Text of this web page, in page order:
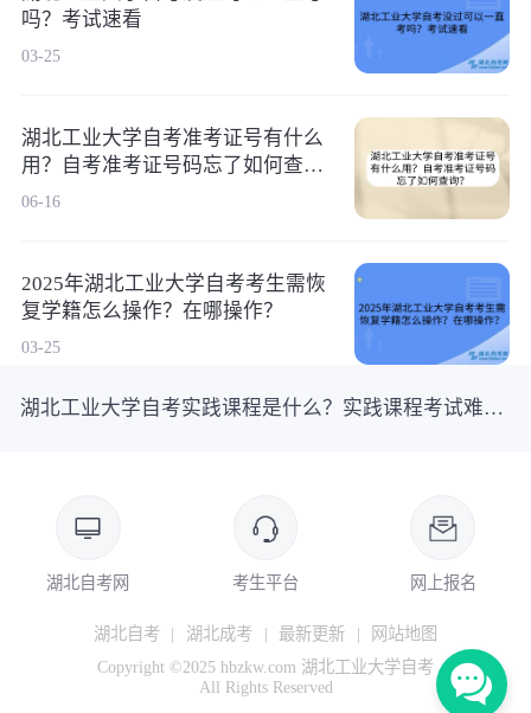
吗？考试速看
03-25
湖北工业大学自考准考证号有什么
用？自考准考证号码忘了如何查
询？
06-16
2025年湖北工业大学自考考生需恢
复学籍怎么操作？在哪操作？
03-25
湖北工业大学自考实践课程是什么？实践课程考试难度大吗？
湖北自考网 考生平台 网上报名
湖北自考 | 湖北成考 | 最新更新 |
网站地图
Copyright ©2025 hbzkw.com 湖北工业大学自考
All Rights Reserved